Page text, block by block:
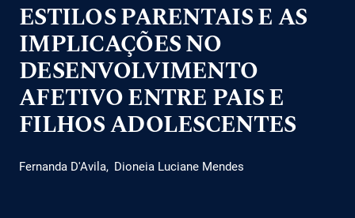
ESTILOS PARENTAIS E AS
IMPLICAÇÕES NO
DESENVOLVIMENTO
AFETIVO ENTRE PAIS E
FILHOS ADOLESCENTES
Fernanda D'Avila Dioneia Luciane Mendes